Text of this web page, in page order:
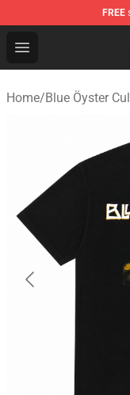
FREE
Open menu
Blue Öyster
Home/Blue Öyster